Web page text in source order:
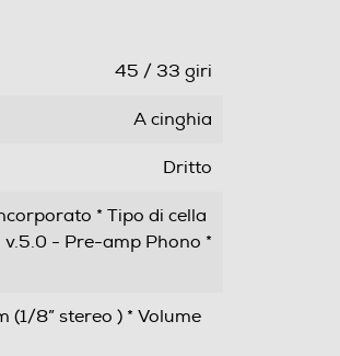
45 / 33 giri
A cinghia
Dritto
* Tipo di cella
- Pre-amp Phono *
(1/8” stereo ) * Volume